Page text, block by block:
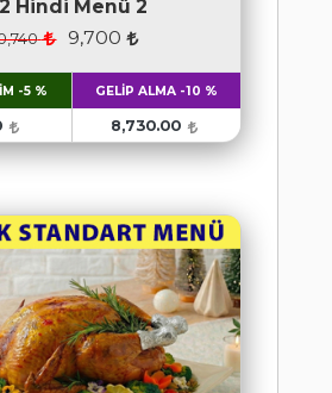
Hindi Menü 2
9,700
-5 % GELİP ALMA -10 %
8,730.00